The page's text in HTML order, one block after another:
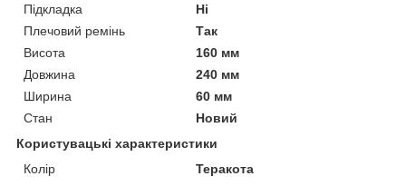
Підкладка
Ні
Плечовий ремінь
Так
Висота
160 мм
Довжина
240 мм
Ширина
60 мм
Стан
Новий
Користувацькі характеристики
Колір
Теракота